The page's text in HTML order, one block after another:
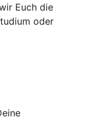
Euch die
oder